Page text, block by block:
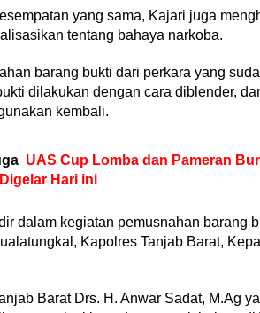
yang sama, Kajari juga
tentang bahaya narkoba.
barang bukti dari perkara yang
dilakukan dengan cara diblender,
kembali.
UAS Cup Lomba dan Pameran
Hari ini
dalam kegiatan pemusnahan barang
Kapolres Tanjab Barat,
Barat Drs. H. Anwar Sadat, M.Ag